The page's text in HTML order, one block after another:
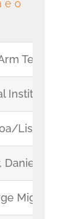
e o
Team
Instituto de
Lisboa
Daniel
Miguel